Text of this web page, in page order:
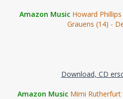
Amazon Music Howard
Grauens (14) -
Download, CD
Amazon Music Mimi Rutherfurt